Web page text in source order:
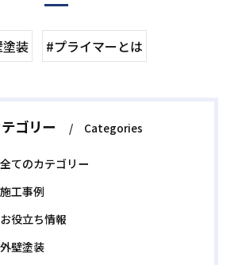
装 #プライマーとは
ゴリー Categories
全てのカテゴリー
施工事例
お役立ち情報
外壁塗装